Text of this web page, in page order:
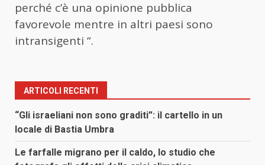
perché c’è una opinione pubblica
favorevole mentre in altri paesi sono
intransigenti “.
ARTICOLI RECENTI
“Gli israeliani non sono graditi”: il cartello in un
locale di Bastia Umbra
Le farfalle migrano per il caldo, lo studio che